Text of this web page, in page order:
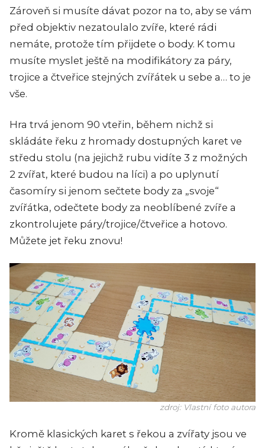
Zároveň si musíte dávat pozor na to, aby se vám
před objektiv nezatoulalo zvíře, které rádi
nemáte, protože tím přijdete o body. K tomu
musíte myslet ještě na modifikátory za páry,
trojice a čtveřice stejných zvířátek u sebe a… to je
vše.
Hra trvá jenom 90 vteřin, během nichž si
skládáte řeku z hromady dostupných karet ve
středu stolu (na jejichž rubu vidíte 3 z možných
2 zvířat, které budou na líci) a po uplynutí
časomíry si jenom sečtete body za „svoje“
zvířátka, odečtete body za neoblíbené zvíře a
zkontrolujete páry/trojice/čtveřice a hotovo.
Můžete jet řeku znovu!
zdroj: Vlastní foto autora
Kromě klasických karet s řekou a zvířaty jsou ve